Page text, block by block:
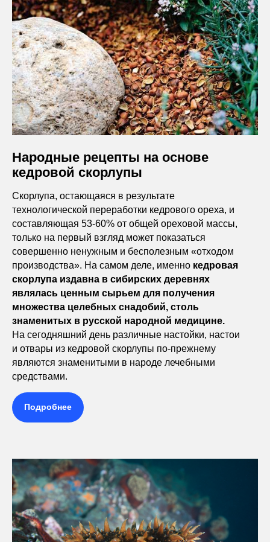
Народные рецепты на основе
кедровой скорлупы
Скорлупа, остающаяся в результате
технологической переработки кедрового ореха, и
составляющая 53-60% от общей ореховой массы,
только на первый взгляд может показаться
совершенно ненужным и бесполезным «отходом
производства». На самом деле, именно кедровая
скорлупа издавна в сибирских деревнях
являлась ценным сырьем для получения
множества целебных снадобий, столь
знаменитых в русской народной медицине.
На сегодняшний день различные настойки, настои
и отвары из кедровой скорлупы по-прежнему
являются знаменитыми в народе лечебными
средствами.
Подробнее